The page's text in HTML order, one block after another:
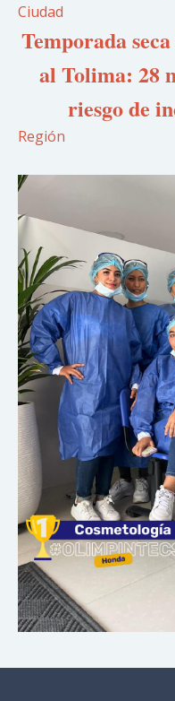
Ciudad
Temporada
al Tolima: 28
riesgo de
Región